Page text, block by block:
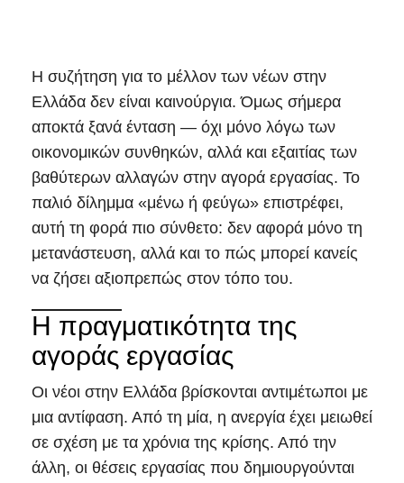
Η συζήτηση για το μέλλον των νέων στην
Ελλάδα δεν είναι καινούργια. Όμως σήμερα
αποκτά ξανά ένταση — όχι μόνο λόγω των
οικονομικών συνθηκών, αλλά και εξαιτίας των
βαθύτερων αλλαγών στην αγορά εργασίας. Το
παλιό δίλημμα «μένω ή φεύγω» επιστρέφει,
αυτή τη φορά πιο σύνθετο: δεν αφορά μόνο τη
μετανάστευση, αλλά και το πώς μπορεί κανείς
να ζήσει αξιοπρεπώς στον τόπο του.
Η πραγματικότητα της
αγοράς εργασίας
Οι νέοι στην Ελλάδα βρίσκονται αντιμέτωποι με
μια αντίφαση. Από τη μία, η ανεργία έχει μειωθεί
σε σχέση με τα χρόνια της κρίσης. Από την
άλλη, οι θέσεις εργασίας που δημιουργούνται